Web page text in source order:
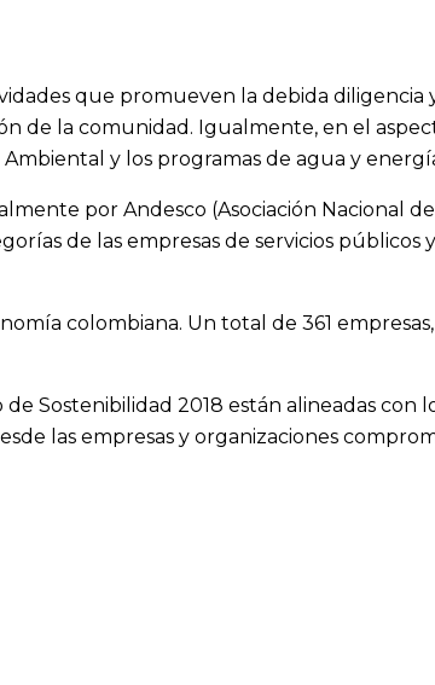
que promueven la debida diligencia
de la comunidad. Igualmente, en el
y los programas de agua y
por Andesco (Asociación Nacional
de las empresas de servicios públicos
colombiana. Un total de 361
Sostenibilidad 2018 están alineadas
las empresas y organizaciones